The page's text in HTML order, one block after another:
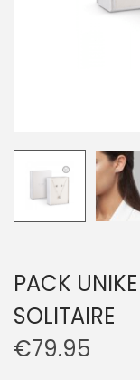
PACK
SOLITAIRE
€79.95